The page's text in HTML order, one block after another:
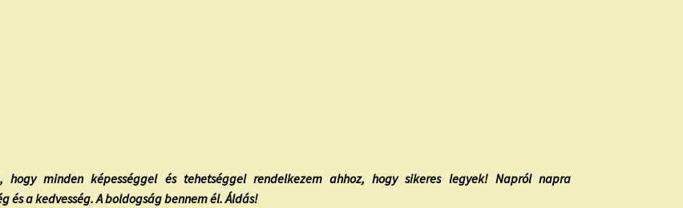
hogy minden képességgel és tehetséggel rendelkezem ahhoz, hogy sikeres legyek! Napról napra
a kedvesség. A boldogság bennem él. Áldás!